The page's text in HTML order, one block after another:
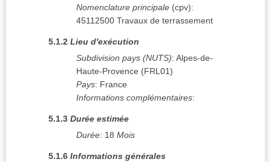
Nomenclature principale (cpv):
45112500 Travaux de terrassement
5.1.2 Lieu d'exécution
Subdivision pays (NUTS): Alpes-de-
Haute-Provence (FRL01)
Pays: France
Informations complémentaires:
5.1.3 Durée estimée
Durée: 18 Mois
5.1.6 Informations générales